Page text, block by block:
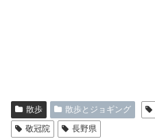
散歩 散歩とジョギング
敬冠院
長野県